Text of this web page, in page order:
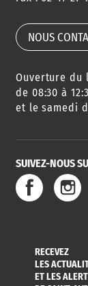
DES
DE
NOUS
Ouverture du
de 08:30 à
et le samedi
SUIVEZ-NOUS
RECEVEZ
LES
ET LES